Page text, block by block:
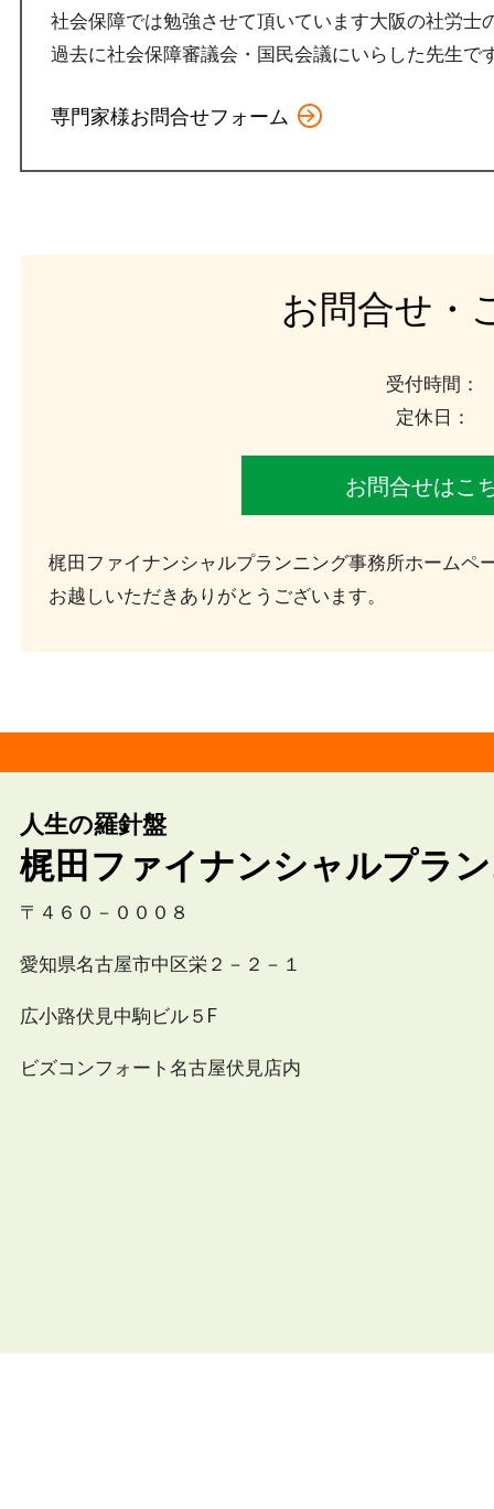
社会保障では勉強させて頂いています大阪の社労士
過去に社会保障審議会 ・ 国民会議にいらした先生で
専門家様お問合せフォーム
お問合せ・
受付時間：
定休日：
お問合せはこ
梶田ファイナンシャルプランニング事務所ホームペ
お越しいただきありがとうございます。
人生の羅針盤
梶田ファイナンシャルプラ
〒４６０－０００８
愛知県名古屋市中区栄２－２－１
広小路伏見中駒ビル５F
ビズコンフォート名古屋伏見店内